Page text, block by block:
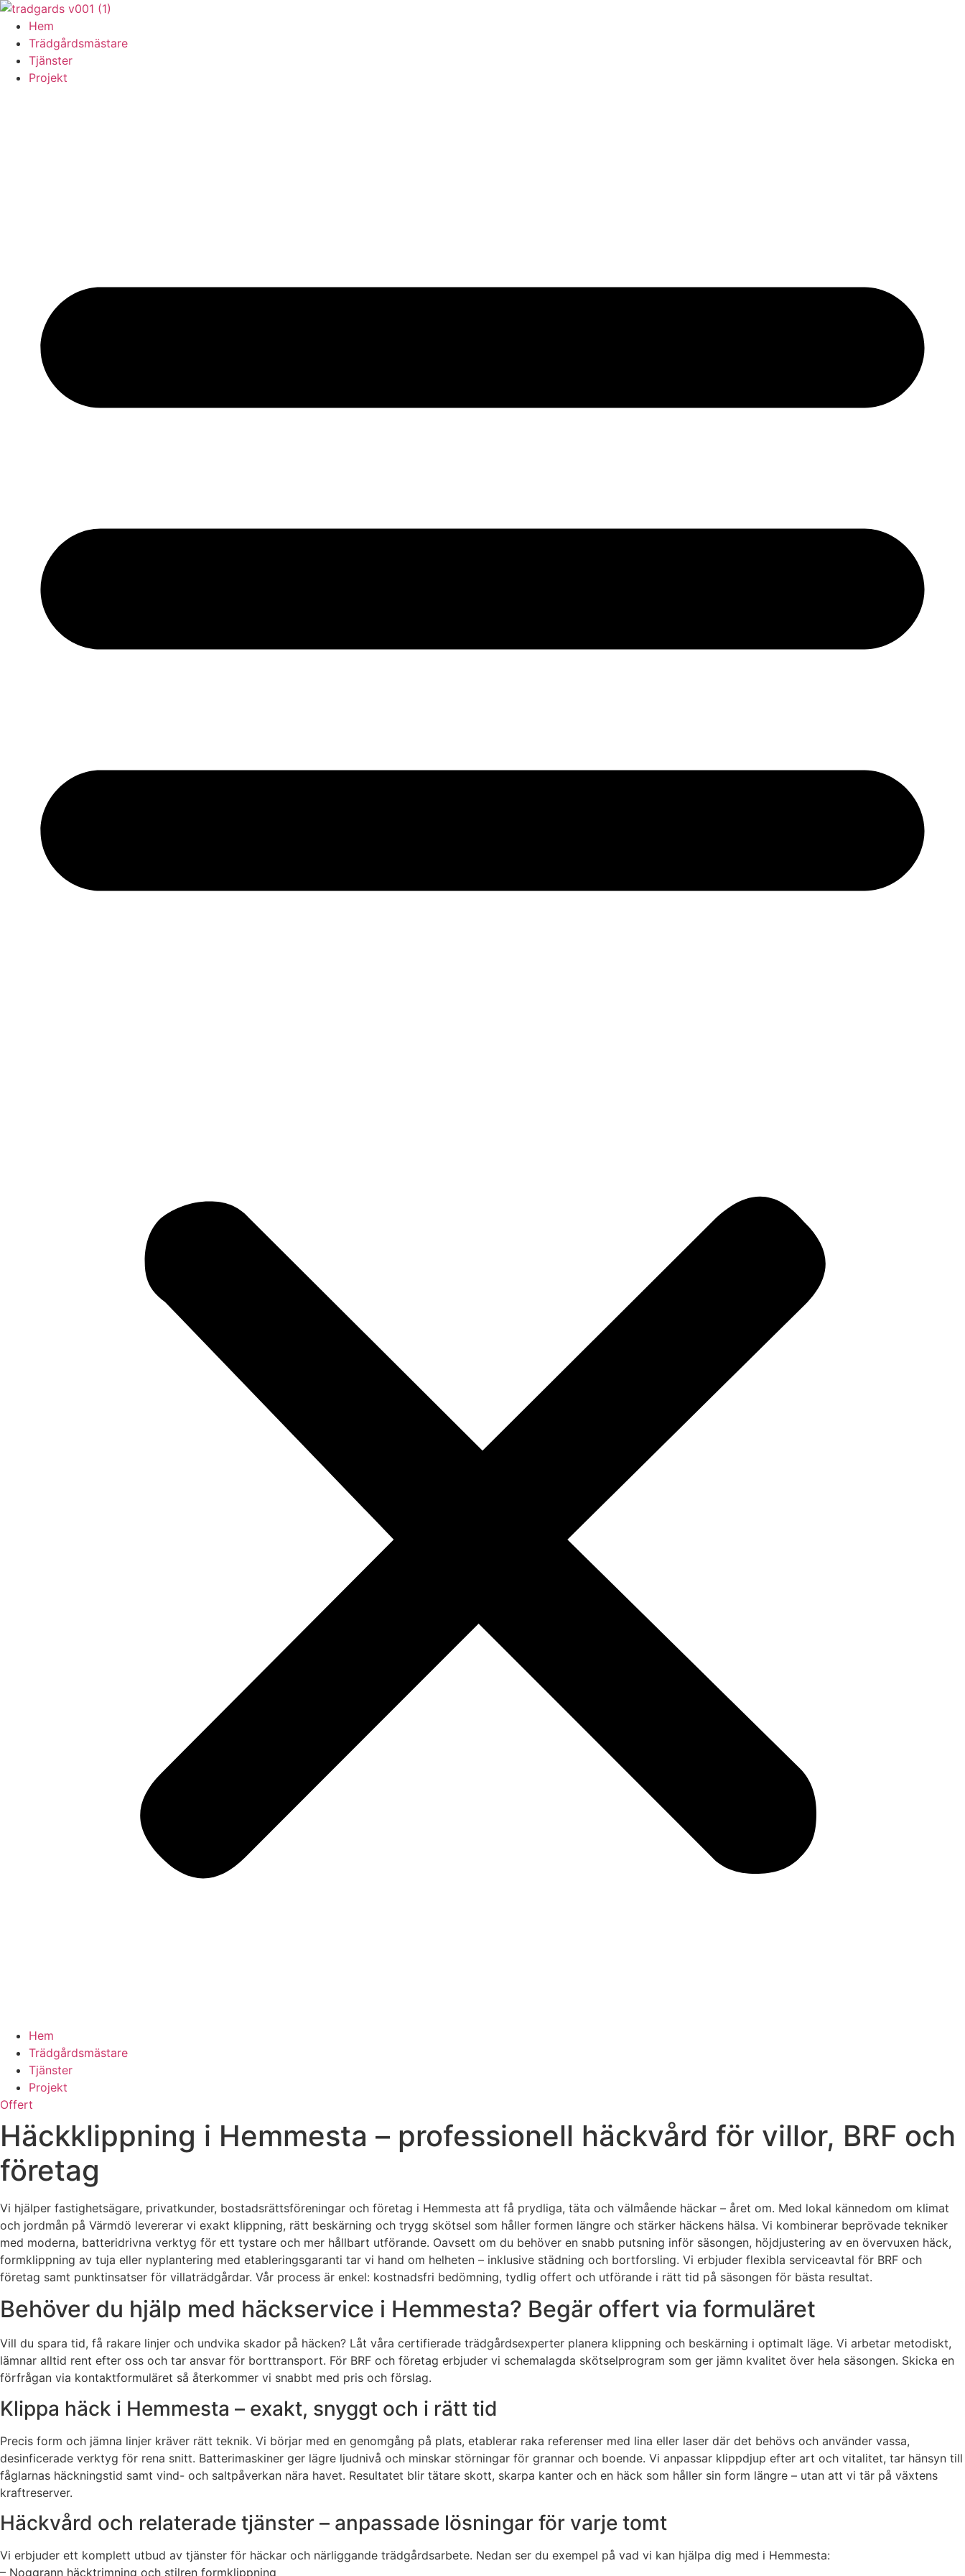
Skip
content
Hem
Trädgårdsmästare
Tjänster
Projekt
Hem
Trädgårdsmästare
Tjänster
Projekt
Offert
Häckklippning i Hemmesta – professionell häckvård för villor, BRF och
företag
Vi hjälper fastighetsägare, privatkunder, bostadsrättsföreningar och företag i Hemmesta att få prydliga, täta och välmående häckar – året om. Med lokal kännedom om klimat
och jordmån på Värmdö levererar vi exakt klippning, rätt beskärning och trygg skötsel som håller formen längre och stärker häckens hälsa. Vi kombinerar beprövade tekniker
med moderna, batteridrivna verktyg för ett tystare och mer hållbart utförande. Oavsett om du behöver en snabb putsning inför säsongen, höjdjustering av en övervuxen häck,
formklippning av tuja eller nyplantering med etableringsgaranti tar vi hand om helheten – inklusive städning och bortforsling. Vi erbjuder flexibla serviceavtal för BRF och
företag samt punktinsatser för villaträdgårdar. Vår process är enkel: kostnadsfri bedömning, tydlig offert och utförande i rätt tid på säsongen för bästa resultat.
Behöver du hjälp med häckservice i Hemmesta? Begär offert via formuläret
Vill du spara tid, få rakare linjer och undvika skador på häcken? Låt våra certifierade trädgårdsexperter planera klippning och beskärning i optimalt läge. Vi arbetar metodiskt,
lämnar alltid rent efter oss och tar ansvar för borttransport. För BRF och företag erbjuder vi schemalagda skötselprogram som ger jämn kvalitet över hela säsongen. Skicka en
förfrågan via kontaktformuläret så återkommer vi snabbt med pris och förslag.
Klippa häck i Hemmesta – exakt, snyggt och i rätt tid
Precis form och jämna linjer kräver rätt teknik. Vi börjar med en genomgång på plats, etablerar raka referenser med lina eller laser där det behövs och använder vassa,
desinficerade verktyg för rena snitt. Batterimaskiner ger lägre ljudnivå och minskar störningar för grannar och boende. Vi anpassar klippdjup efter art och vitalitet, tar hänsyn till
fåglarnas häckningstid samt vind- och saltpåverkan nära havet. Resultatet blir tätare skott, skarpa kanter och en häck som håller sin form längre – utan att vi tär på växtens
kraftreserver.
Häckvård och relaterade tjänster – anpassade lösningar för varje tomt
Vi erbjuder ett komplett utbud av tjänster för häckar och närliggande trädgårdsarbete. Nedan ser du exempel på vad vi kan hjälpa dig med i Hemmesta:
– Noggrann häcktrimning och stilren formklippning